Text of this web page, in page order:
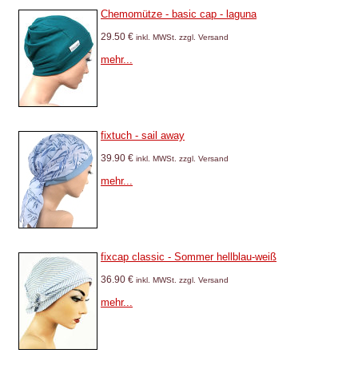
Chemomütze - basic cap - laguna
29.50 € inkl. MWSt. zzgl. Versand
mehr...
fixtuch - sail away
39.90 € inkl. MWSt. zzgl. Versand
mehr...
fixcap classic - Sommer hellblau-weiß
36.90 € inkl. MWSt. zzgl. Versand
mehr...